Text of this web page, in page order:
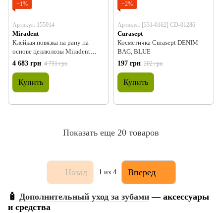
−1%
Артикул: 155014
Miradent
Клейкая повязка на рану на
основе целлюлозы Miradent
Reso-Pac (50х2г)
4 683 грн 4 731 грн
Купить
−2%
Артикул: [331-0162] CD-01286
Curasept
Косметичка Curasept DENIM
BAG, BLUE
197 грн 202 грн
Купить
Показать еще 20 товаров
Назад 1 из 4 Вперед
🧴 Дополнительный уход за зубами — аксессуары
и средства